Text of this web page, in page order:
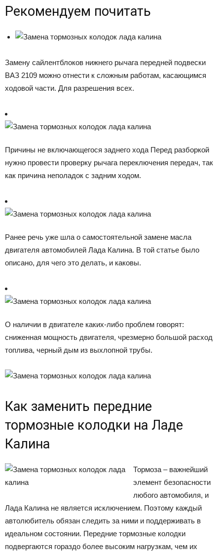
Рекомендуем почитать
Замену сайлентблоков нижнего рычага передней подвески
ВАЗ 2109 можно отнести к сложным работам, касающимся
ходовой части. Для разрешения всех.
Причины не включающегося заднего хода Перед разборкой
нужно провести проверку рычага переключения передач, так
как причина неполадок с задним ходом.
Ранее речь уже шла о самостоятельной замене масла
двигателя автомобилей Лада Калина. В той статье было
описано, для чего это делать, и каковы.
О наличии в двигателе каких-либо проблем говорят:
сниженная мощность двигателя, чрезмерно большой расход
топлива, черный дым из выхлопной трубы.
Как заменить передние
тормозные колодки на Ладе
Калина
Тормоза – важнейший
элемент безопасности
любого автомобиля, и
Лада Калина не является исключением. Поэтому каждый
автолюбитель обязан следить за ними и поддерживать в
идеальном состоянии. Передние тормозные колодки
подвергаются гораздо более высоким нагрузкам, чем их